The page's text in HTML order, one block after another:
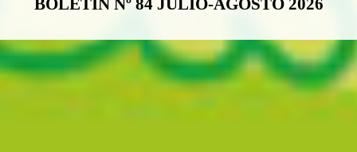
BOLETÍN Nº 84 JULIO-AGOSTO 2026